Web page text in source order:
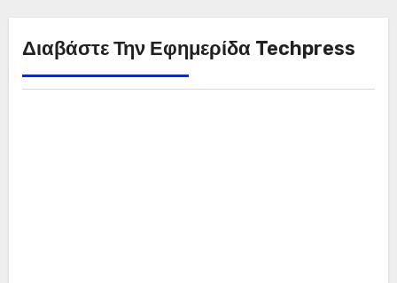
Διαβάστε Την Εφημερίδα Techpress